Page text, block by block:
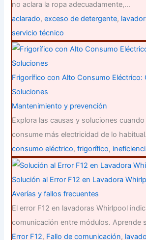
no aclara la ropa adecuadamente,…
aclarado,exceso de detergente,
servicio técnico
Frigorífico con Alto Consumo Eléctrico:
Soluciones
Mantenimiento y prevención
Explora las causas y soluciones
consume más electricidad de lo
consumo eléctrico,frigorífico,
Solución al Error F12 en Lavadora
Averías y fallos frecuentes
El error F12 en lavadoras Whirlpool
comunicación entre módulos. Aprende
Error F12, Fallo de comunicación,